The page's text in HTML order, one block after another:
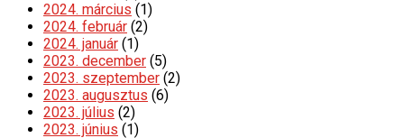
2024. március (1)
2024. február (2)
2024. január (1)
2023. december (5)
2023. szeptember (2)
2023. augusztus (6)
2023. július (2)
2023. június (1)